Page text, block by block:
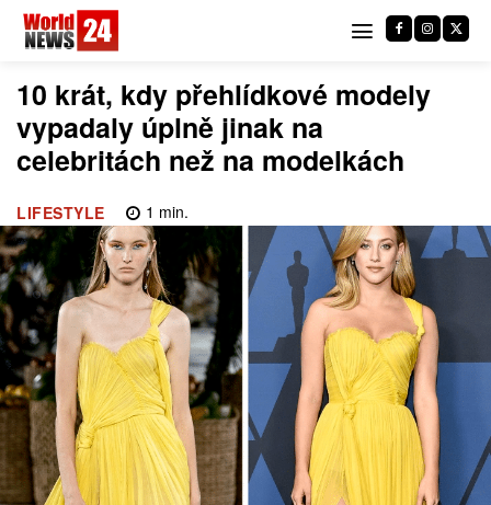
10 krát, kdy přehlídkové modely
vypadaly úplně jinak na
celebritách než na modelkách
LIFESTYLE 1 min.